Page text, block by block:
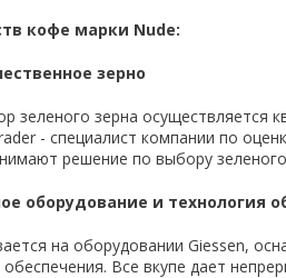
кофе марки Nude:
зерно
зеленого зерна осуществляется
- специалист компании по
решение по выбору
оборудование и технология
на оборудовании Giessen,
Все вкупе дает